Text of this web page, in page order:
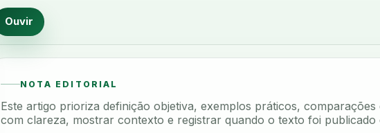
Ouvir
NOTA EDITORIAL
Este artigo prioriza definição objetiva, exemplos práticos,
com clareza, mostrar contexto e registrar quando o texto foi publicado